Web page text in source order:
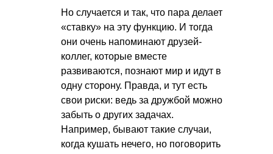
Но случается и так, что пара делает
«ставку» на эту функцию. И тогда
они очень напоминают друзей-
коллег, которые вместе
развиваются, познают мир и идут в
одну сторону. Правда, и тут есть
свои риски: ведь за дружбой можно
забыть о других задачах.
Например, бывают такие случаи,
когда кушать нечего, но поговорить